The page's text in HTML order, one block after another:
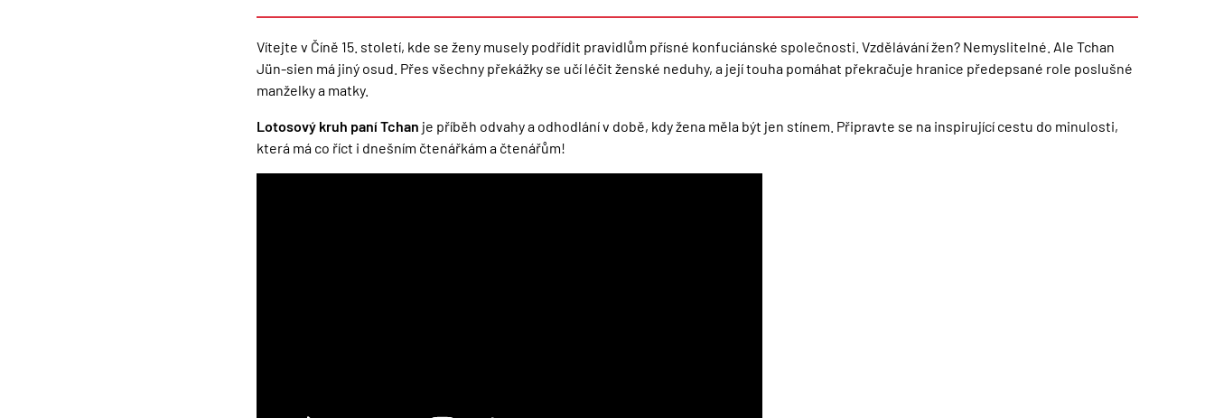
Vítejte v Číně 15. století, kde se ženy musely podřídit pravidlům přísné konfuciánské společnosti. Vzdělávání žen? Nemyslitelné. Ale Tchan
Jün-sien má jiný osud. Přes všechny překážky se učí léčit ženské neduhy, a její touha pomáhat překračuje hranice předepsané role poslušné
manželky a matky.
Lotosový kruh paní Tchan je příběh odvahy a odhodlání v době, kdy žena měla být jen stínem. Připravte se na inspirující cestu do minulosti,
která má co říct i dnešním čtenářkám a čtenářům!